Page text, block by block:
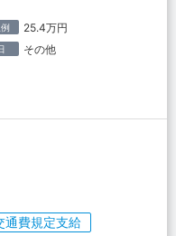
25.4万円
その他
通費規定支給